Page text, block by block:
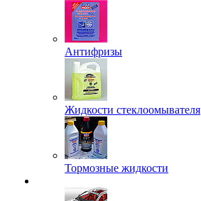
Антифризы
Жидкости стеклоомывателя
Тормозные жидкости